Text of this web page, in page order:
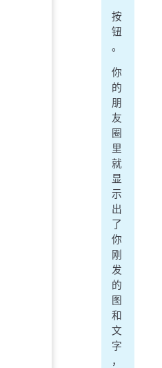
按
钮
。
你
的
朋
友
圈
里
就
显
示
出
了
你
刚
发
的
图
和
文
字
，